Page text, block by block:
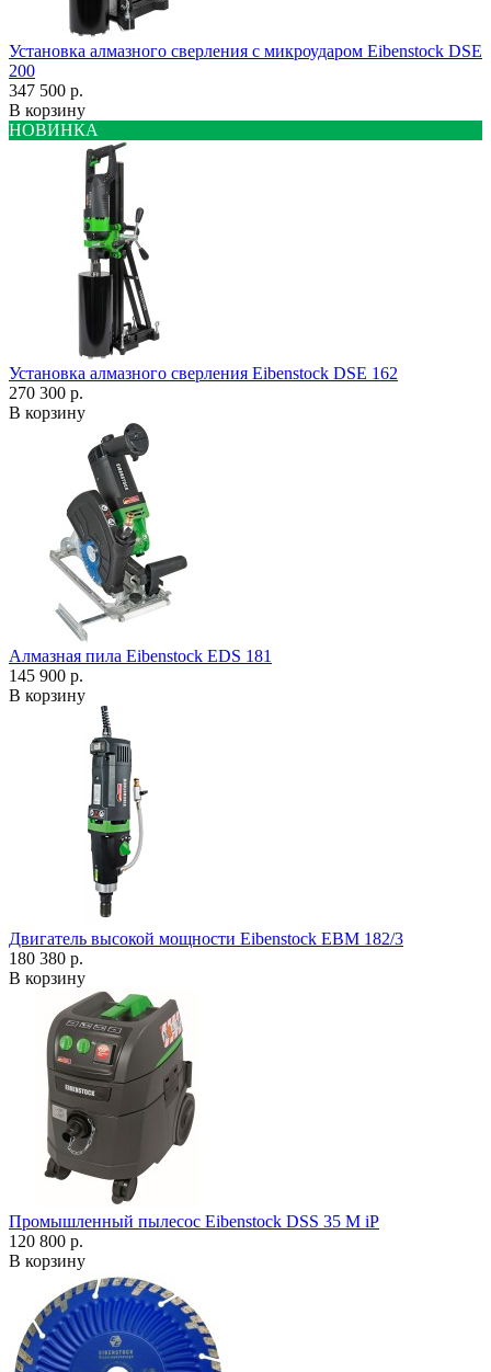
Установка алмазного сверления с микроударом Eibenstock DSE
200
347 500 р.
В корзину
НОВИНКА
Установка алмазного сверления Eibenstock DSE 162
270 300 р.
В корзину
Алмазная пила Eibenstock EDS 181
145 900 р.
В корзину
Двигатель высокой мощности Eibenstock EBM 182/3
180 380 р.
В корзину
Промышленный пылесос Eibenstock DSS 35 M iP
120 800 р.
В корзину